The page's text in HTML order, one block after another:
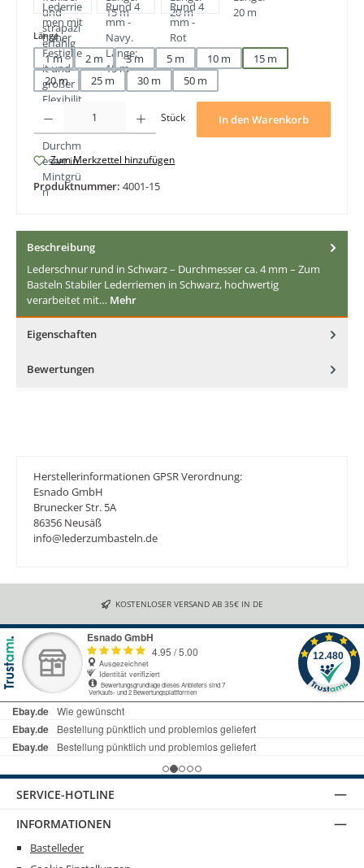
Längeauswählen
1 m 2 m 3 m 5 m 10 m
15 m
20 m
25 m 30 m 50 m
Stück In den Warenkorb
Zum Merkzettel hinzufügen
Produktnummer: 4001-15
Beschreibung
Lederschnur rund in Schwarz – Durchmesser ca. 4 mm – Zum
Basteln Stabiler Lederriemen in Schwarz, hochwertig
verarbeitet mit… Mehr
Eigenschaften
Bewertungen
Herstellerinformationen GPSR Verordnung:
Esnado GmbH
Brunecker Str. 5A
86356 Neusäß
info@lederzumbasteln.de
KOSTENLOSER VERSAND AB 35€ IN DE
SERVICE-HOTLINE
INFORMATIONEN
Bastelleder